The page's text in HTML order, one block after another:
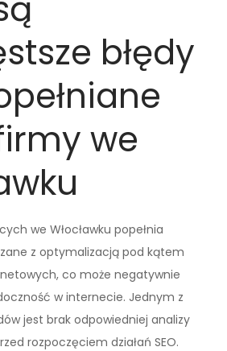
błędy
we
we Włocławku popełnia
z optymalizacją pod kątem
co może negatywnie
w internecie. Jednym z
jest brak odpowiedniej analizy
rozpoczęciem działań SEO.